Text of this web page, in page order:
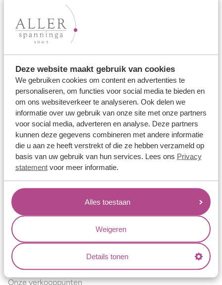
Deze website maakt gebruik van cookies
We gebruiken cookies om content en advertenties te
personaliseren, om functies voor social media te bieden en
om ons websiteverkeer te analyseren. Ook delen we
informatie over uw gebruik van onze site met onze partners
voor social media, adverteren en analyse. Deze partners
kunnen deze gegevens combineren met andere informatie
die u aan ze heeft verstrekt of die ze hebben verzameld op
basis van uw gebruik van hun services. Lees ons Privacy
statementvoor meer informatie.
Alles toestaan
Weigeren
Details tonen
Ons aanbod
Trouwringen
Verlovingsringen
Vriendschapsringen
Over ons
Aller Spanninga
Historie
Certificaten
Blogs
Jouw voordelen
Conflictvrije Materialen
Oneindig veel mogelijkheden
Kwaliteit
Juweliers & Contact
Onze verkooppunten